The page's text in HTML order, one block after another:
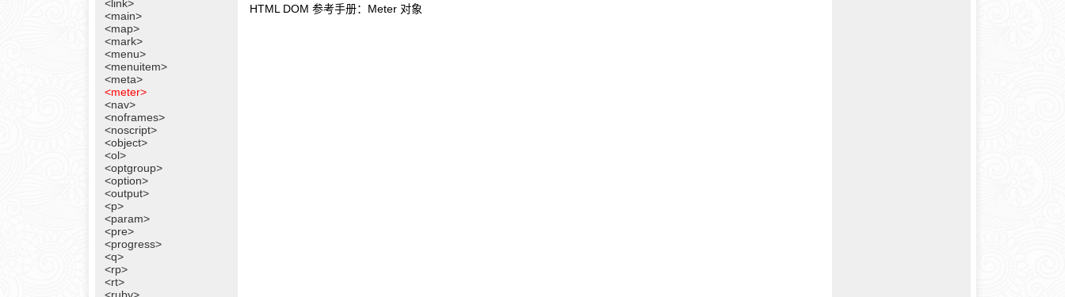
<link>
<main>
<map>
<mark>
<menu>
<menuitem>
<meta>
<meter>
<nav>
<noframes>
<noscript>
<object>
<ol>
<optgroup>
<option>
<output>
<p>
<param>
<pre>
<progress>
<q>
<rp>
<rt>
HTML DOM 参考手册：Meter 对象